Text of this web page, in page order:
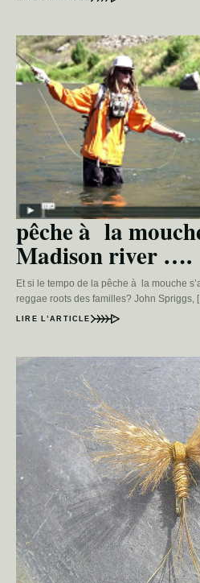
pêche à la
Madison river ….
Et si le tempo de la pêche à la mouche
reggae roots des familles? John Spriggs,
LIRE L’ARTICLE